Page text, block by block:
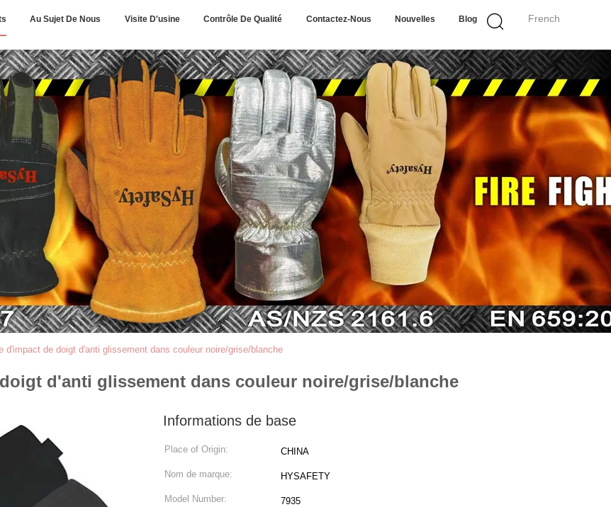
French
Au Sujet De Nous Visite D'usine Contrôle De Qualité Contactez-Nous Nouvelles Blog
d'impact de doigt d'anti glissement dans couleur noire/grise/blanche
d'anti glissement dans couleur noire/grise/blanche
Informations de base
Place of Origin: CHINA
Nom de marque: HYSAFETY
Model Number: 7935